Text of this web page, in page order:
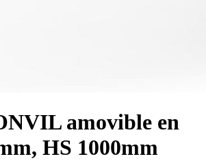
amovible en
HS 1000mm